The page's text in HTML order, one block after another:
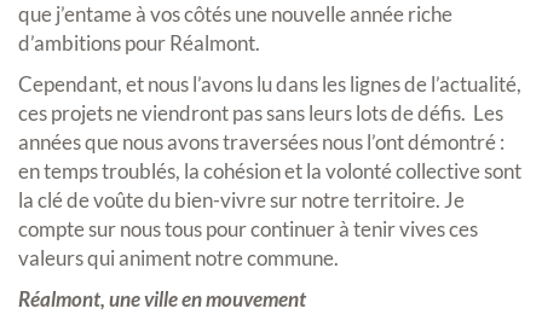
que j’entame à vos côtés une nouvelle année riche
d’ambitions pour Réalmont.
Cependant, et nous l’avons lu dans les lignes de l’actualité,
ces projets ne viendront pas sans leurs lots de défis. Les
années que nous avons traversées nous l’ont démontré :
en temps troublés, la cohésion et la volonté collective sont
la clé de voûte du bien-vivre sur notre territoire. Je
compte sur nous tous pour continuer à tenir vives ces
valeurs qui animent notre commune.
Réalmont, une ville en mouvement